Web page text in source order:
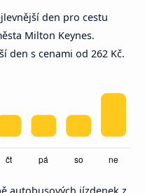
den pro cestu
Milton Keynes.
den s cenami od 262 Kč.